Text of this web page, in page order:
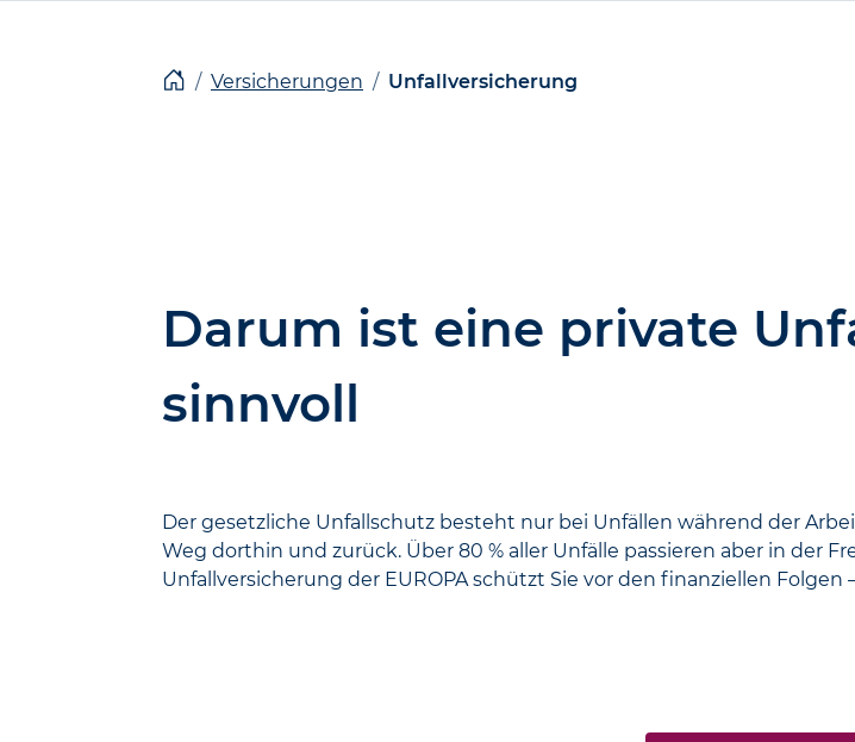
Versicherungen Unfallversicherung
Darum ist eine private
sinnvoll
Der gesetzliche Unfall­schutz besteht nur bei Unfällen während der
Weg dorthin und zurück. Über 80 % aller Unfälle passieren aber in der
Unfall­versicherung der EUROPA schützt Sie vor den finanziellen